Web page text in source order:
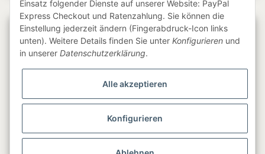
Gesetzliche Informationen
Einsatz folgender Dienste auf unserer Website: PayPal
Express Checkout und Ratenzahlung. Sie können die
Einstellung jederzeit ändern (Fingerabdruck-Icon links
unten). Weitere Details finden Sie unter Konfigurieren und
in unserer Datenschutzerklärung.
Alle akzeptieren
Konfigurieren